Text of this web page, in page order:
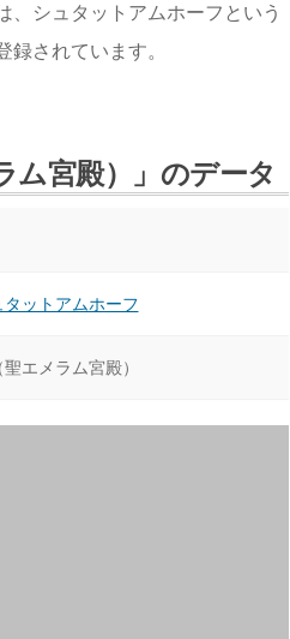
、シュタットアムホーフという
録されています。
ム宮殿）」のデータ
ットアムホーフ
エメラム宮殿）